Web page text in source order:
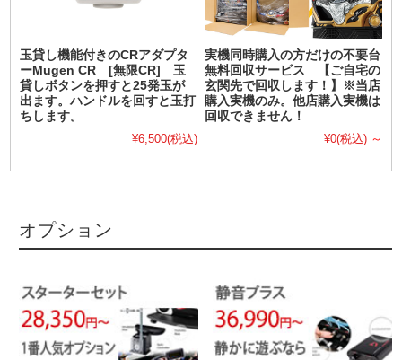
玉貸し機能付きのCRアダプタ
ーMugen CR [無限CR] 玉
貸しボタンを押すと25発玉が
出ます。ハンドルを回すと玉打
ちします。
¥6,500(税込)
実機同時購入の方だけの不要台
無料回収サービス 【ご自宅の
玄関先で回収します！】※当店
購入実機のみ。他店購入実機は
回収できません！
¥0(税込) ～
オプション